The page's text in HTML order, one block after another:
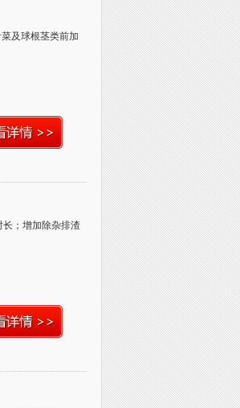
及球根茎类前加
；增加除杂排渣